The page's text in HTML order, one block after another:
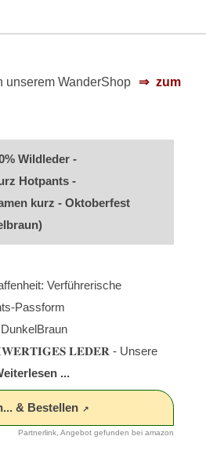
unserem WanderShop
zum
Wildleder -
Hotpants -
kurz - Oktoberfest
Verführerische
Passform
𝐋𝐄𝐃𝐄𝐑 - Unsere
...
& Bestellen
Partnerlink, Angebot gefunden bei amazon